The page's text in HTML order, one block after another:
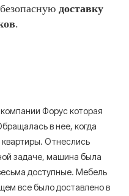
доставку
.
Форус которая
в нее, когда
Отнеслись
задаче, машина была
доступные. Мебель
все было доставлено в